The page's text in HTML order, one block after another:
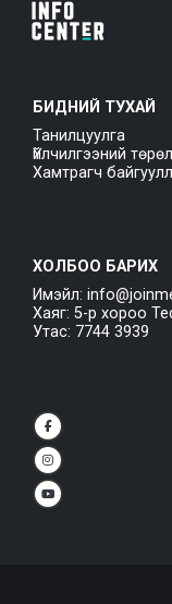
БИДНИЙ ТУХАЙ
Танилцуулга
Үйлчилгээний төрөл
Хамтрагч
ХОЛБОО БАРИХ
Имэйл:
Хаяг: 5-р хороо
Утас: 7744 3939